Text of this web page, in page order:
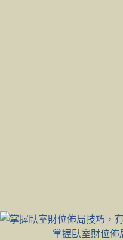
掌握臥室財位佈